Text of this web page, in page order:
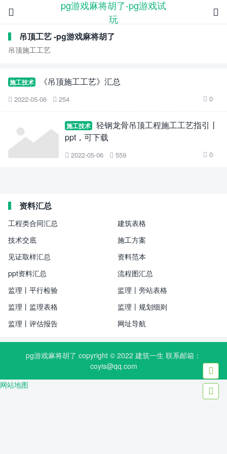
pg游戏麻将胡了-pg游戏试
玩


吊顶工艺 -pg游戏麻将胡了
吊顶施工工艺
施工技术 《吊顶施工工艺》汇总
 2022-05-06  254  0
施工技术
轻钢龙骨吊顶工程施工工艺指引丨
ppt，可下载
 2022-05-06  559  0
资料汇总
工程类合同汇总
建筑表格
技术交底
施工方案
见证取样汇总
资料范本
ppt资料汇总
流程图汇总
监理丨平行检验
监理丨旁站表格
监理丨监理表格
监理丨规划细则
监理丨评估报告
网址导航


pg游戏麻将胡了 copyright © 2022 建筑一生 联系邮箱：
coyis@qq.com
网站地图